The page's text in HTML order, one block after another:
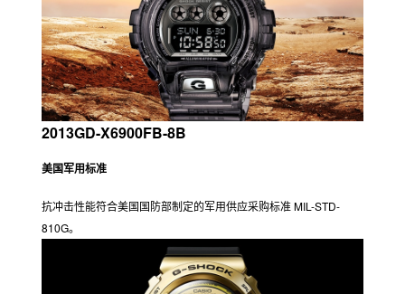
2013GD-X6900FB-8B
美国军用标准
抗冲击性能符合美国国防部制定的军用供应采购标准 MIL-STD-
810G。